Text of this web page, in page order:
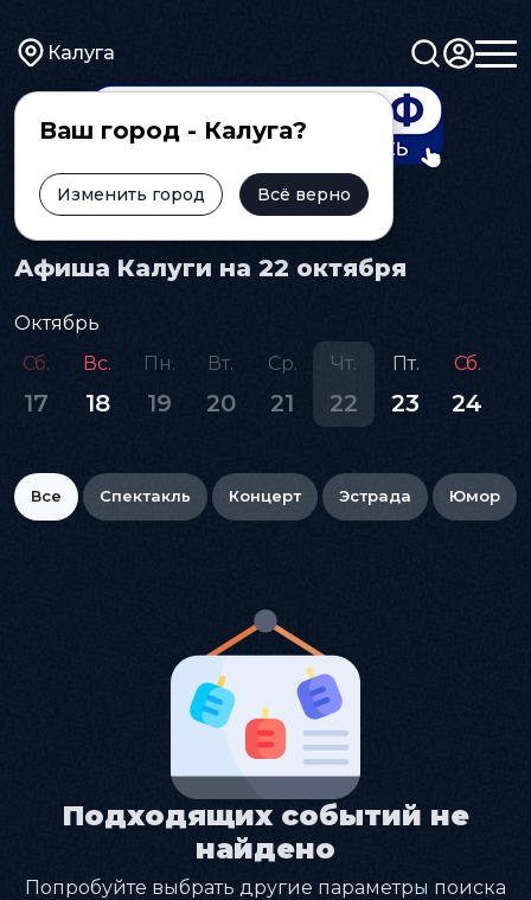
Калуга
Ваш город - Калуга?
Изменить город Всё верно
Главная Афиша
Афиша Калуги на 22 октября
Октябрь
Сб.
17
Вс.
18
Пн.
19
Вт.
20
Ср.
21
Чт.
22
Пт.
23
Сб.
24
Все Спектакль Концерт Эстрада Юмор
Подходящих событий не
найдено
Попробуйте выбрать другие параметры поиска